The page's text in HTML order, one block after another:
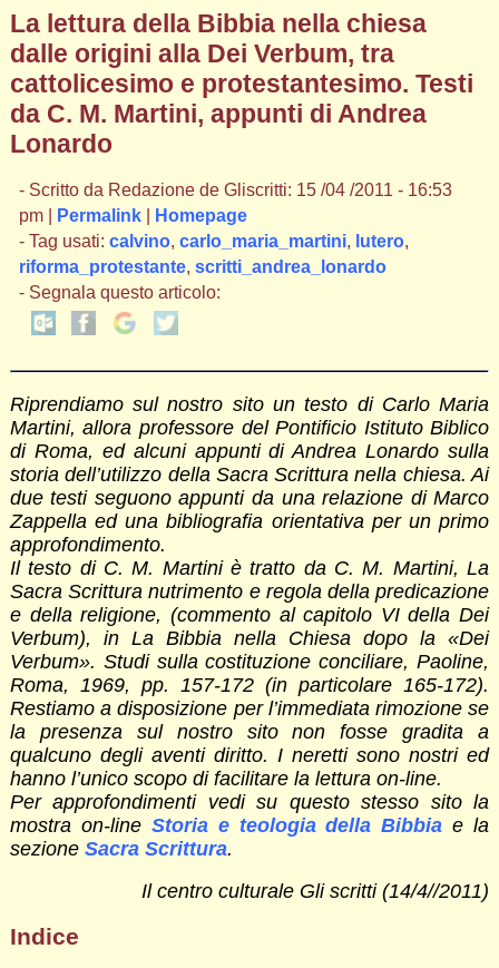
La lettura della Bibbia nella chiesa
dalle origini alla Dei Verbum, tra
cattolicesimo e protestantesimo. Testi
da C. M. Martini, appunti di Andrea
Lonardo
- Scritto da Redazione de Gliscritti: 15 /04 /2011 - 16:53
pm |
Permalink|
Homepage
- Tag usati: calvino, carlo_maria_martini, lutero,
riforma_protestante, scritti_andrea_lonardo
- Segnala questo articolo:
Riprendiamo sul nostro sito un testo di Carlo Maria
Martini, allora professore del Pontificio Istituto Biblico
di Roma, ed alcuni appunti di Andrea Lonardo sulla
storia dell’utilizzo della Sacra Scrittura nella chiesa. Ai
due testi seguono appunti da una relazione di Marco
Zappella ed una bibliografia orientativa per un primo
approfondimento.
Il testo di C. M. Martini è tratto da C. M. Martini, La
Sacra Scrittura nutrimento e regola della predicazione
e della religione, (commento al capitolo VI della Dei
Verbum), in La Bibbia nella Chiesa dopo la «Dei
Verbum». Studi sulla costituzione conciliare, Paoline,
Roma, 1969, pp. 157-172 (in particolare 165-172).
Restiamo a disposizione per l’immediata rimozione se
la presenza sul nostro sito non fosse gradita a
qualcuno degli aventi diritto. I neretti sono nostri ed
hanno l’unico scopo di facilitare la lettura on-line.
Per approfondimenti vedi su questo stesso sito la
mostra on-line Storia e teologia della Bibbia e la
sezione Sacra Scrittura.
Il centro culturale Gli scritti (14/4//2011)
Indice